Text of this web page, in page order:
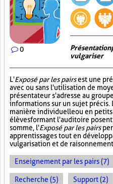
0
vulgariser
L'Exposé par les pairsest une
avec ou sans l'utilisation de
présentateur s'adresse au
informations sur un sujet précis.
manière individuelle ou en
élèves formant l'auditoire
somme, l'Exposé par les pairs
apprentissages tout en
vulgarisation et de
Enseignement par les pairs (7)
Recherche (5) Support (2)